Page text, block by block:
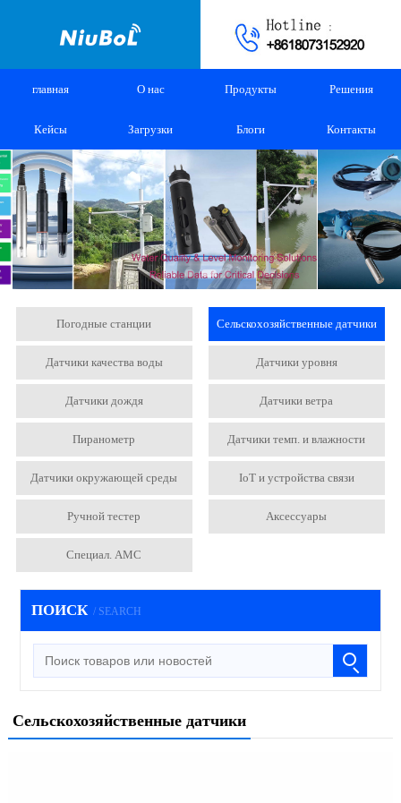
главная О нас Продукты Решения
Кейсы Загрузки Блоги Контакты
Погодные станции Сельскохозяйственные датчики
Датчики качества воды Датчики уровня
Датчики дождя Датчики ветра
Пиранометр Датчики темп. и влажности
Датчики окружающей среды IoT и устройства связи
Ручной тестер Аксессуары
Специал. АМС
ПОИСК / SEARCH
Сельскохозяйственные датчики